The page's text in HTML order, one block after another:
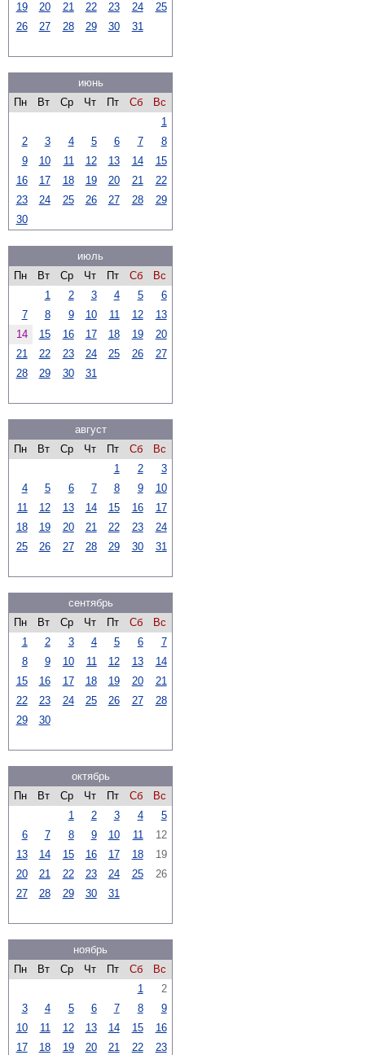
19
20 21 22 23 24
25
26
27 28 29 30 31
июнь
Пн
Вт Ср Чт Пт Сб
Вс
1
2
3 4 5 6 7
8
9
10 11 12 13 14
15
16
17 18 19 20 21
22
23
24 25 26 27 28
29
30
июль
Пн
Вт Ср Чт Пт Сб
Вс
1
2 3 4 5
6
7
8 9 10 11 12
13
14
15 16 17 18 19
20
21
22 23 24 25 26
27
28
29 30 31
август
Пн
Вт Ср Чт Пт Сб
Вс
1
2
3
4
5 6 7 8 9
10
11
12 13 14 15 16
17
18
19 20 21 22 23
24
25
26 27 28 29 30 31
сентябрь
Пн
Вт Ср Чт Пт Сб
Вс
1
2 3 4 5 6
7
8
9 10 11 12 13
14
15
16 17 18 19 20
21
22
23 24 25 26 27
28
29
30
октябрь
Пн
Вт Ср Чт Пт Сб
Вс
1
2 3 4
5
6
7 8 9 10 11
12
13
14 15 16 17 18
19
20
21 22 23 24 25
26
27
28 29 30 31
ноябрь
Пн
Вт Ср Чт Пт Сб
Вс
1
2
3
4 5 6 7 8
9
10
11 12 13 14 15
16
17
18 19 20 21 22
23